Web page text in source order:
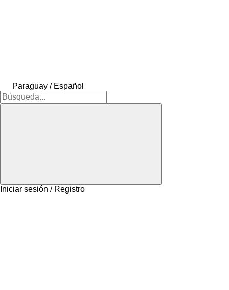
Paraguay / Español
Iniciar sesión / Registro